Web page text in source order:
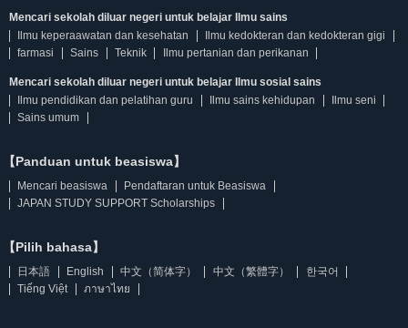
Mencari sekolah diluar negeri untuk belajar Ilmu sains
Ilmu keperaawatan dan kesehatan
Ilmu kedokteran dan kedokteran gigi
farmasi
Sains Teknik Ilmu pertanian dan perikanan
Mencari sekolah diluar negeri untuk belajar Ilmu sosial sains
Ilmu pendidikan dan pelatihan guru
Ilmu sains kehidupan
Ilmu seni
Sains umum
【Panduan untuk beasiswa】
Mencari beasiswa
Pendaftaran untuk Beasiswa
JAPAN STUDY SUPPORT Scholarships
【Pilih bahasa】
日本語 English 中文（简体字） 中文（繁體字）
한국어
Tiếng Việt
ภาษาไทย